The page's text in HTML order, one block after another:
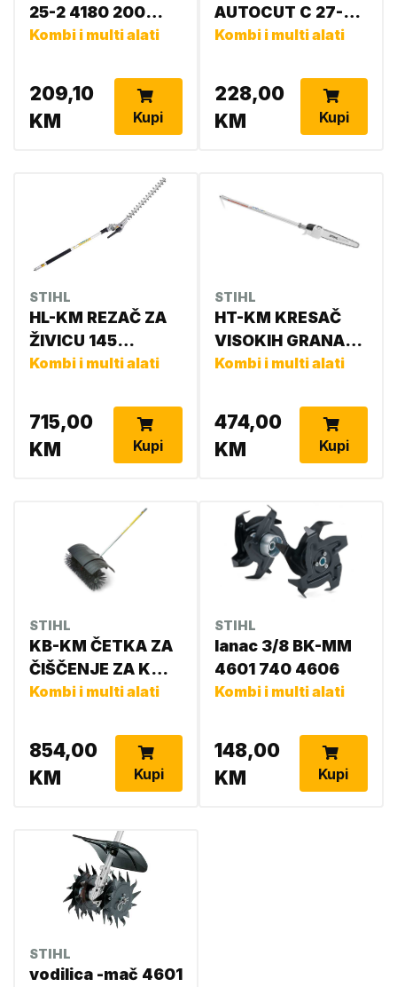
25-2 4180 200
0474
Kombi i multi alati
209,10
KM
Kupi
AUTOCUT C 27-2
4180 200 0718
Kombi i multi alati
228,00
KM
Kupi
STIHL
HL-KM REZAČ ZA
ŽIVICU 145
NASTAVAK NA KM
Kombi i multi alati
715,00
KM
Kupi
STIHL
HT-KM KRESAČ
VISOKIH GRANA-
M. PILA NASTAVAK
Kombi i multi alati
474,00
KM
Kupi
STIHL
KB-KM ČETKA ZA
ČIŠČENJE ZA KM
94 R- CE 94 4601
Kombi i multi alati
854,00
KM
Kupi
STIHL
lanac 3/8 BK-MM
4601 740 4606
Kombi i multi alati
148,00
KM
Kupi
STIHL
vodilica -mač 4601